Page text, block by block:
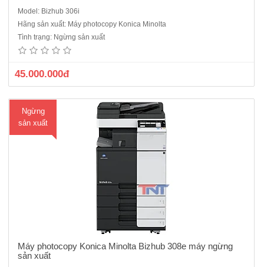
Model: Bizhub 306i
Hãng sản xuất: Máy photocopy Konica Minolta
Tình trạng: Ngừng sản xuất
45.000.000đ
Ngừng
sản xuất
Máy photocopy Konica Minolta bizhub 308e -Thiết bị mới 100%
nguyên đai nguyên kiện đúng chủng loại xuất xứ của hãng. Cấu hình:
BIZHUB 308 + ARDF + Duplex + Paper Tray + Network- Chức năng:
Sao chụp, In mạng, Quét mạng.- Tốc độ sao chụp/in:..
Máy photocopy Konica Minolta Bizhub 308e máy ngừng
sản xuất